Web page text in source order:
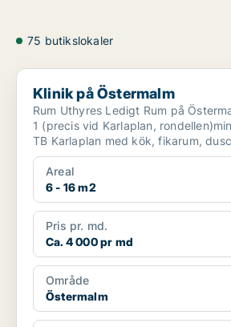
75 butikslokaler
Klinik på Östermalm
Klinik på Östermalm
Rum Uthyres Ledigt Rum på Östermalm Lützengatan
1 (precis vid Karlaplan,
TB Karlaplan med kök, fikarum,
Areal
6 - 16 m2
Pris pr. md.
Ca. 4 000 pr md
Område
Östermalm